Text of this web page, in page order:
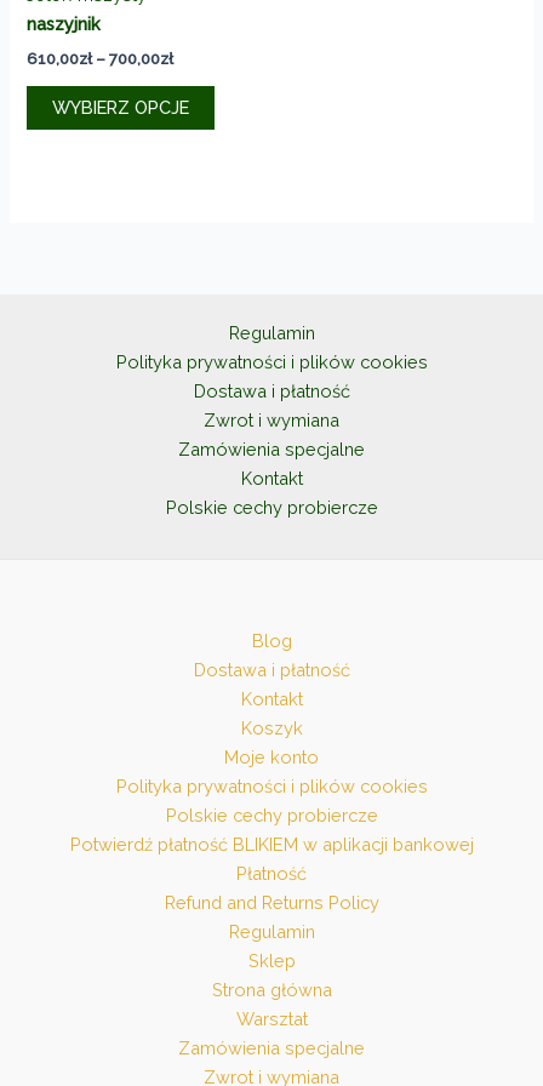
naszyjnik
610,00zł – 700,00złZakres
od
610,00zł
WYBIERZ OPCJE
Ten
na
stronie
produktu
Regulamin
Polityka prywatności i plików cookies
Dostawa i płatność
Zwrot i wymiana
Zamówienia specjalne
Kontakt
Polskie cechy probiercze
Blog
Dostawa i płatność
Kontakt
Koszyk
Moje konto
Polityka prywatności i plików cookies
Polskie cechy probiercze
Potwierdź płatność BLIKIEM w aplikacji bankowej
Płatność
Refund and Returns Policy
Regulamin
Sklep
Strona główna
Warsztat
Zamówienia specjalne
Zwrot i wymiana